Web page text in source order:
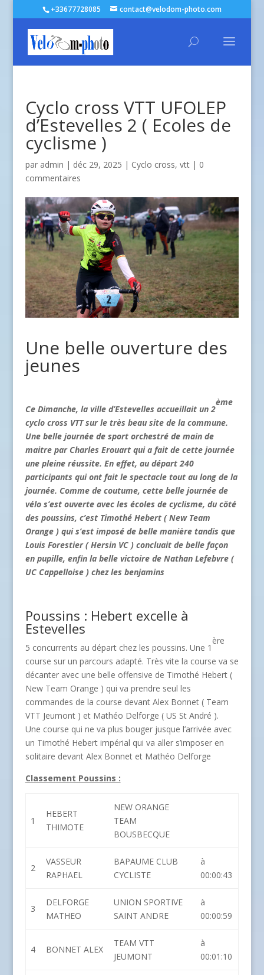
+33677728085 contact@velodom-photo.com
Cyclo cross VTT UFOLEP
d’Estevelles 2 ( Ecoles de
cyclisme )
par admin | déc 29, 2025 | Cyclo cross, vtt| 0
commentaires
Une belle ouverture des
jeunes
Ce Dimanche, la ville d’Estevelles accueillait un 2
ème
cyclo cross VTT sur le très beau site de la commune.
Une belle journée de sport orchestré de main de
maitre par Charles Erouart qui a fait de cette journée
une pleine réussite. En effet, au départ 240
participants qui ont fait le spectacle tout au long de la
journée. Comme de coutume, cette belle journée de
vélo s’est ouverte avec les écoles de cyclisme, du côté
des poussins, c’est Timothé Hebert ( New Team
Orange ) qui s’est imposé de belle manière tandis que
Louis Forestier ( Hersin VC ) concluait de belle façon
en pupille, enfin la belle victoire de Nathan Lefebvre (
UC Cappelloise ) chez les benjamins
Poussins : Hebert excelle à
Estevelles
5 concurrents au départ chez les poussins. Une 1
ère
course sur un parcours adapté. Très vite la course va se
décanter avec une belle offensive de Timothé Hebert (
New Team Orange ) qui va prendre seul les
commandes de la course devant Alex Bonnet ( Team
VTT Jeumont ) et Mathéo Delforge ( US St André ).
Une course qui ne va plus bouger jusque l’arrivée avec
un Timothé Hebert impérial qui va aller s’imposer en
solitaire devant Alex Bonnet et Mathéo Delforge
Classement Poussins :
1
HEBERT
THIMOTE
NEW ORANGE
TEAM
BOUSBECQUE
2
VASSEUR
RAPHAEL
BAPAUME CLUB
CYCLISTE
à
00:00:43
3
DELFORGE
MATHEO
UNION SPORTIVE
SAINT ANDRE
à
00:00:59
4 BONNET ALEX
TEAM VTT
JEUMONT
à
00:01:10